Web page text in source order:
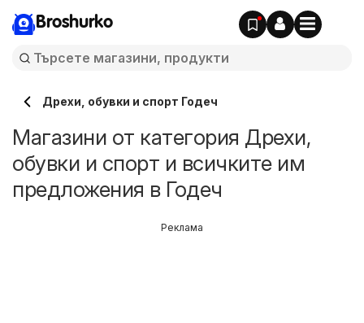
Broshurko
Дрехи, обувки и спорт Годеч
Магазини от категория Дрехи,
обувки и спорт и всичките им
предложения в Годеч
Реклама